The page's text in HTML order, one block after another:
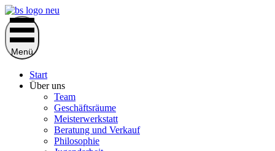
Zum
Inhalt
springen
Menü
Start
Über uns
Team
Geschäftsräume
Meisterwerkstatt
Beratung und Verkauf
Philosophie